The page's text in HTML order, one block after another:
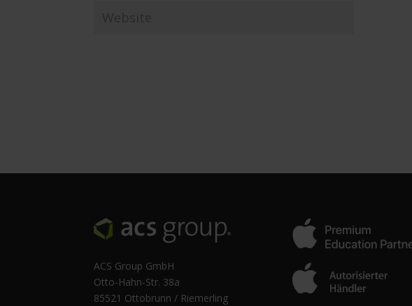
ACS Group GmbH
Otto-Hahn-Str. 38a
85521 Ottobrunn / Riemerling